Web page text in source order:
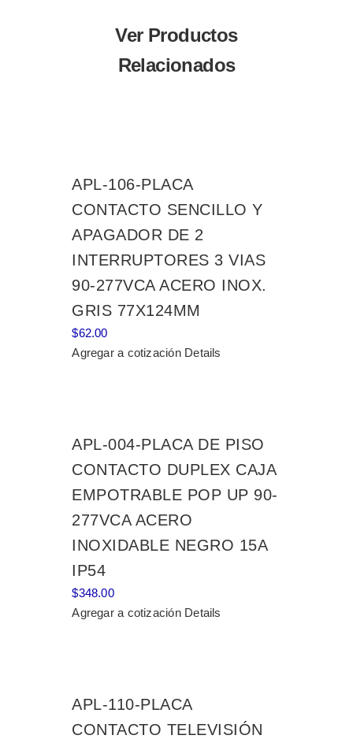
Ver Productos
Relacionados
APL-106-PLACA
CONTACTO SENCILLO Y
APAGADOR DE 2
INTERRUPTORES 3 VIAS
90-277VCA ACERO INOX.
GRIS 77X124MM
$62.00
Agregar a cotización Details
APL-004-PLACA DE PISO
CONTACTO DUPLEX CAJA
EMPOTRABLE POP UP 90-
277VCA ACERO
INOXIDABLE NEGRO 15A
IP54
$348.00
Agregar a cotización Details
APL-110-PLACA
CONTACTO TELEVISIÓN